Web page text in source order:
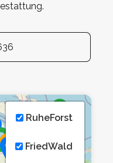
RuheForst
FriedWald